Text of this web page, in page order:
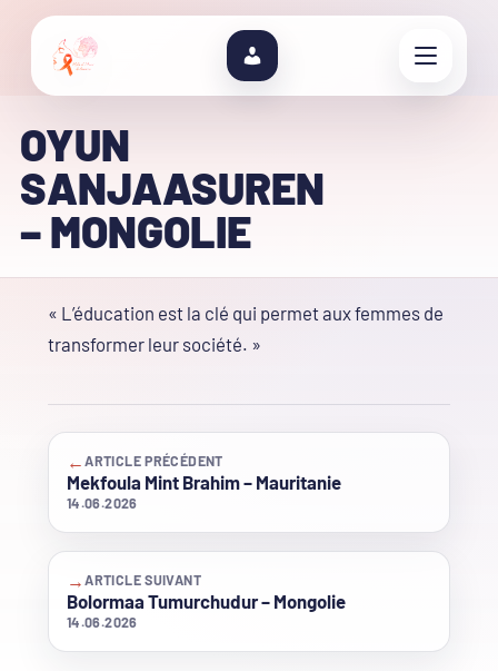
OYUN
SANJAASUREN
– MONGOLIE
« L’éducation est la clé qui permet aux femmes de
transformer leur société. »
←ARTICLE PRÉCÉDENT
Mekfoula Mint Brahim – Mauritanie
14.06.2026
→ARTICLE SUIVANT
Bolormaa Tumurchudur – Mongolie
14.06.2026